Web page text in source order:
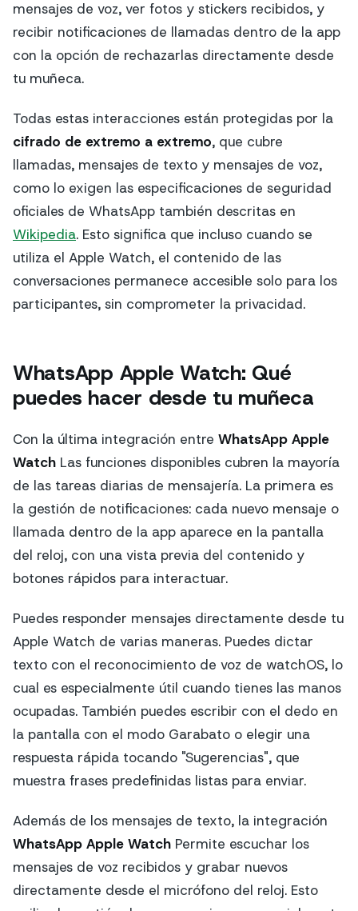
mensajes de voz, ver fotos y stickers recibidos, y
recibir notificaciones de llamadas dentro de la app
con la opción de rechazarlas directamente desde
tu muñeca.
Todas estas interacciones están protegidas por la
cifrado de extremo a extremo, que cubre
llamadas, mensajes de texto y mensajes de voz,
como lo exigen las especificaciones de seguridad
oficiales de WhatsApp también descritas en
Wikipedia. Esto significa que incluso cuando se
utiliza el Apple Watch, el contenido de las
conversaciones permanece accesible solo para los
participantes, sin comprometer la privacidad.
WhatsApp Apple Watch: Qué
puedes hacer desde tu muñeca
Con la última integración entre WhatsApp Apple
Watch Las funciones disponibles cubren la mayoría
de las tareas diarias de mensajería. La primera es
la gestión de notificaciones: cada nuevo mensaje o
llamada dentro de la app aparece en la pantalla
del reloj, con una vista previa del contenido y
botones rápidos para interactuar.
Puedes responder mensajes directamente desde tu
Apple Watch de varias maneras. Puedes dictar
texto con el reconocimiento de voz de watchOS, lo
cual es especialmente útil cuando tienes las manos
ocupadas. También puedes escribir con el dedo en
la pantalla con el modo Garabato o elegir una
respuesta rápida tocando "Sugerencias", que
muestra frases predefinidas listas para enviar.
Además de los mensajes de texto, la integración
WhatsApp Apple Watch Permite escuchar los
mensajes de voz recibidos y grabar nuevos
directamente desde el micrófono del reloj. Esto